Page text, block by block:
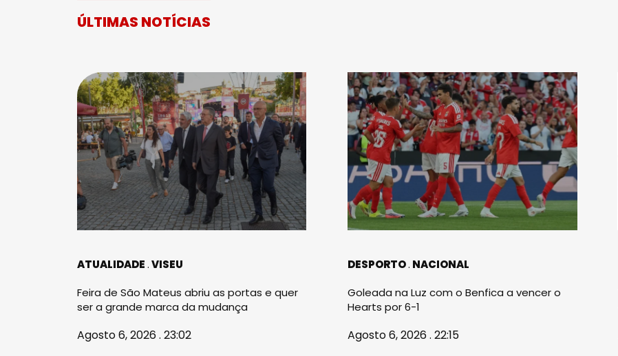
ÚLTIMAS NOTÍCIAS
ATUALIDADE VISEU
Feira de São Mateus abriu as portas e quer
ser a grande marca da mudança
Agosto 6, 2026 . 23:02
DESPORTO NACIONAL
Goleada na Luz com o Benfica a vencer o
Hearts por 6-1
Agosto 6, 2026 . 22:15